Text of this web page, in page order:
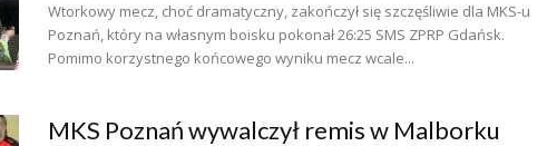
Wtorkowy mecz, choć dramatyczny, zakończył się szczęśliwie dla MKS-u
Poznań, który na własnym boisku pokonał 26:25 SMS ZPRP Gdańsk.
Pomimo korzystnego końcowego wyniku mecz wcale...
MKS Poznań wywalczył remis w Malborku